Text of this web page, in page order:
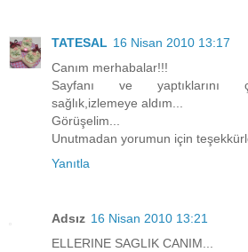
TATESAL 16 Nisan 2010 13:17
Canım merhabalar!!!
Sayfanı ve yaptıklarını
sağlık,izlemeye aldım...
Görüşelim...
Unutmadan yorumun için
Yanıtla
Adsız 16 Nisan 2010 13:21
ELLERINE SAGLIK CANIM...